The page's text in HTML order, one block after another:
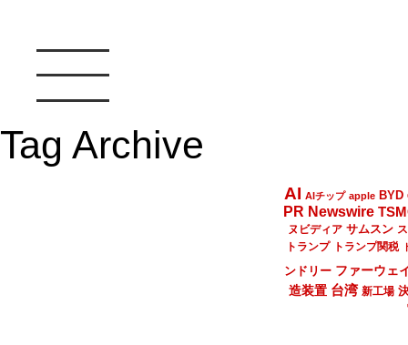
Tag Archive
AI AIチップ apple BYD
PR Newswire
ヌビディア サムスン
トランプ
トランプ関税
ンドリー ファーウェ
造装置 台湾 新工場